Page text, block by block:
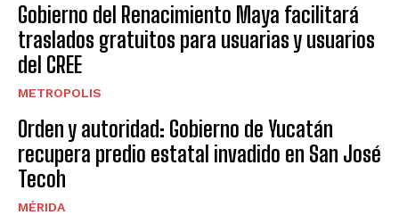
Gobierno del Renacimiento Maya facilitará
traslados gratuitos para usuarias y usuarios
del CREE
METROPOLIS
Orden y autoridad: Gobierno de Yucatán
recupera predio estatal invadido en San José
Tecoh
MÉRIDA